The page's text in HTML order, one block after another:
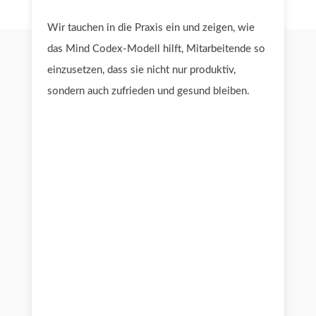
Wir tauchen in die Praxis ein und zeigen, wie
das Mind Codex-Modell hilft, Mitarbeitende so
einzusetzen, dass sie nicht nur produktiv,
sondern auch zufrieden und gesund bleiben.